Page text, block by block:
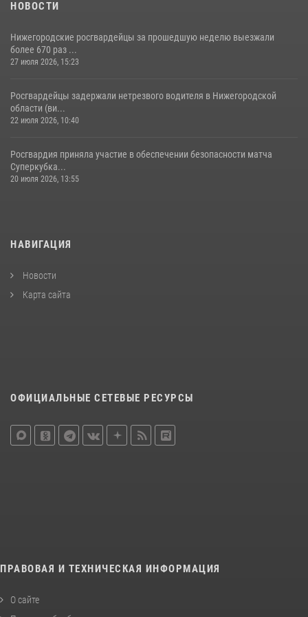
НОВОСТИ
Нижегородские росгвардейцы за прошедшую неделю выезжали
более 670 раз ...
27 июля 2026, 15:23
Росгвардейцы задержали нетрезвого водителя в Нижегородской
области (ви...
22 июля 2026, 10:40
Росгвардия приняла участие в обеспечении безопасности матча
Суперкубка...
20 июля 2026, 13:55
НАВИГАЦИЯ
Новости
Карта сайта
ОФИЦИАЛЬНЫЕ СЕТЕВЫЕ РЕСУРСЫ
ПРАВОВАЯ И ТЕХНИЧЕСКАЯ ИНФОРМАЦИЯ
О сайте